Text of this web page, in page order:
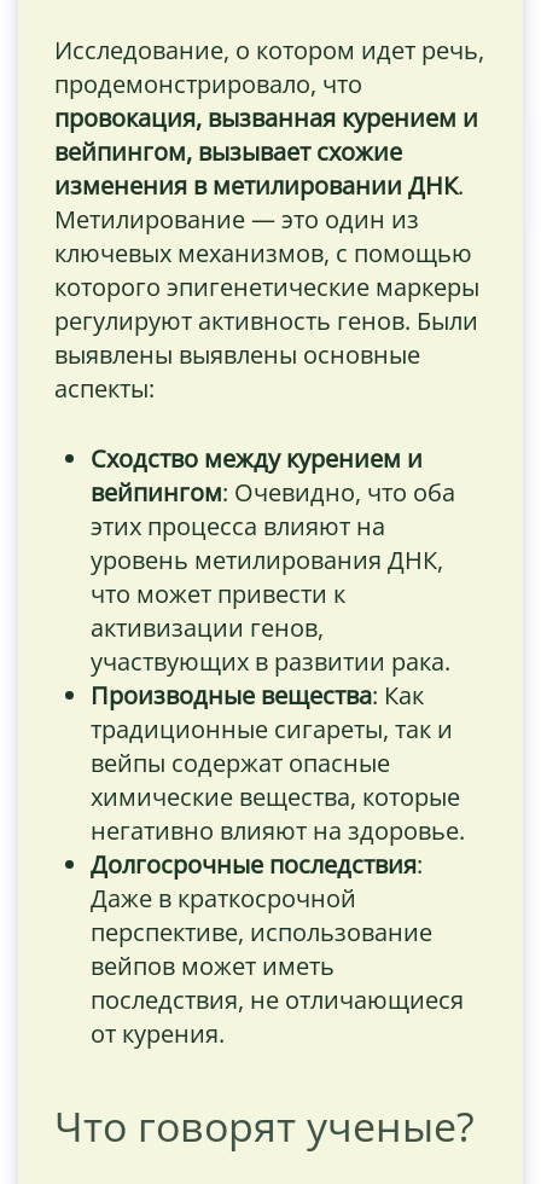
Исследование, о котором идет речь,
продемонстрировало, что
провокация, вызванная курением и
вейпингом, вызывает схожие
изменения в метилировании ДНК.
Метилирование — это один из
ключевых механизмов, с помощью
которого эпигенетические маркеры
регулируют активность генов. Были
выявлены выявлены основные
аспекты:
Сходство между курением и
вейпингом: Очевидно, что оба
этих процесса влияют на
уровень метилирования ДНК,
что может привести к
активизации генов,
участвующих в развитии рака.
Производные вещества: Как
традиционные сигареты, так и
вейпы содержат опасные
химические вещества, которые
негативно влияют на здоровье.
Долгосрочные последствия:
Даже в краткосрочной
перспективе, использование
вейпов может иметь
последствия, не отличающиеся
от курения.
Что говорят ученые?